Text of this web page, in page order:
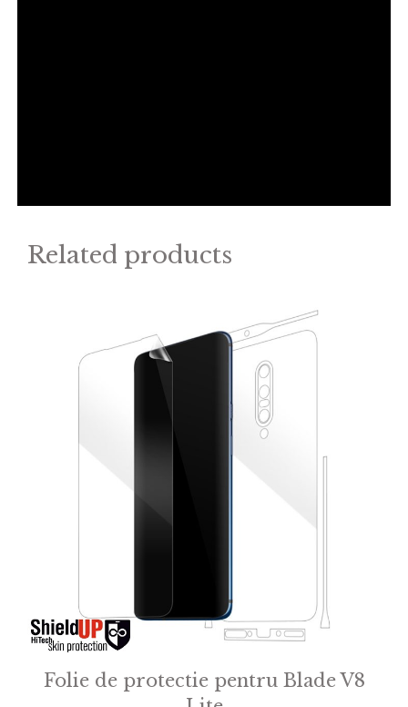
Related products
Folie de protectie pentru Blade V8